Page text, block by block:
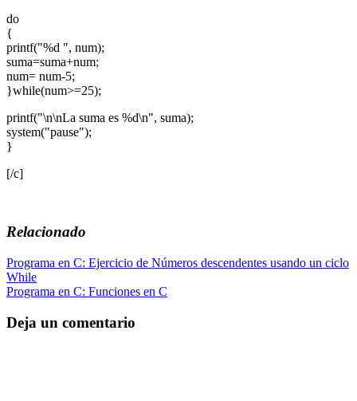
do
{
printf("%d ", num);
suma=suma+num;
num= num-5;
}while(num>=25);
printf("\n\nLa suma es %d\n", suma);
system("pause");
}
[/c]
Relacionado
Navegación
de
Programa en C: Ejercicio de Números descendentes usando un ciclo
While
Programa en C: Funciones en C
Deja un comentario